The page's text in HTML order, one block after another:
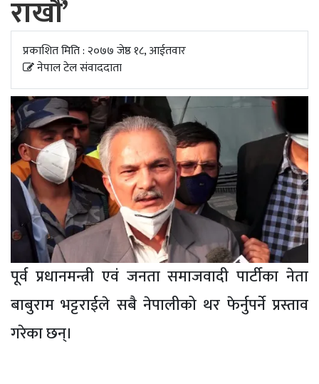
अपडेट
खेलकुद
स्वास्थ्य/
जिबनशैली
राखौं’
प्रकाशित मिति : २०७७ जेष्ठ १८, आईतवार
नेपाल टेल संवाददाता
पूर्व प्रधानमन्त्री एवं जनता समाजवादी पार्टीका नेता
बाबुराम भट्टराईले सबै नेपालीको थर फेर्नुपर्ने प्रस्ताव
गरेका छन्।